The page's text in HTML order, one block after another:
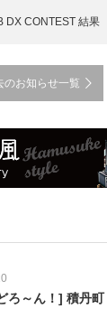
DX CONTEST 結果
のお知らせ一覧
ろ～ん！] 積丹